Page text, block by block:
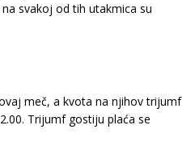
svakoj od tih utakmica su
meč, a kvota na njihov trijumf
Trijumf gostiju plaća se